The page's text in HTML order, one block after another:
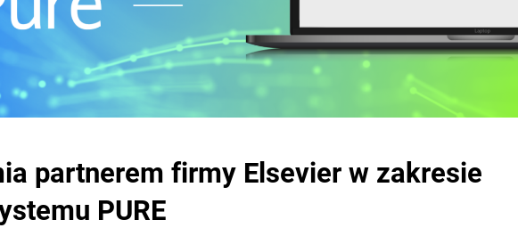
partnerem firmy Elsevier w zakresie
PURE